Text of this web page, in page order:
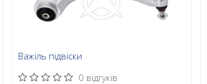
Важіль підвіски
0 відгуків